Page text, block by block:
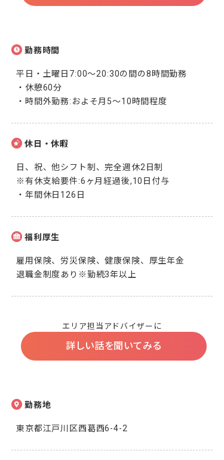
勤務時間
平日・土曜日7:00～20:30の間の8時間勤務
・休憩60分
・時間外勤務:およそ月5～10時間程度
休日・休暇
日、祝、他シフト制、完全週休2日制
※有休支給要件:6ヶ月経過後,10日付与
・年間休日126日
福利厚生
雇用保険、労災保険、健康保険、厚生年金
退職金制度あり※勤続3年以上
エリア担当アドバイザーに
詳しい話を聞いてみる
勤務地
東京都江戸川区西葛西6-4-2